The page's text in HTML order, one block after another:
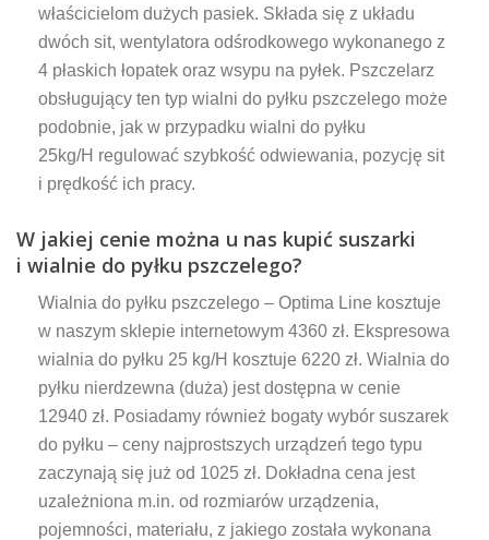
właścicielom dużych pasiek. Składa się z układu
dwóch sit, wentylatora odśrodkowego wykonanego z
4 płaskich łopatek oraz wsypu na pyłek. Pszczelarz
obsługujący ten typ wialni do pyłku pszczelego może
podobnie, jak w przypadku wialni do pyłku
25kg/H regulować szybkość odwiewania, pozycję sit
i prędkość ich pracy.
W jakiej cenie można u nas kupić suszarki
i wialnie do pyłku pszczelego?
Wialnia do pyłku pszczelego – Optima Line kosztuje
w naszym sklepie internetowym 4360 zł. Ekspresowa
wialnia do pyłku 25 kg/H kosztuje 6220 zł. Wialnia do
pyłku nierdzewna (duża) jest dostępna w cenie
12940 zł. Posiadamy również bogaty wybór suszarek
do pyłku – ceny najprostszych urządzeń tego typu
zaczynają się już od 1025 zł. Dokładna cena jest
uzależniona m.in. od rozmiarów urządzenia,
pojemności, materiału, z jakiego została wykonana